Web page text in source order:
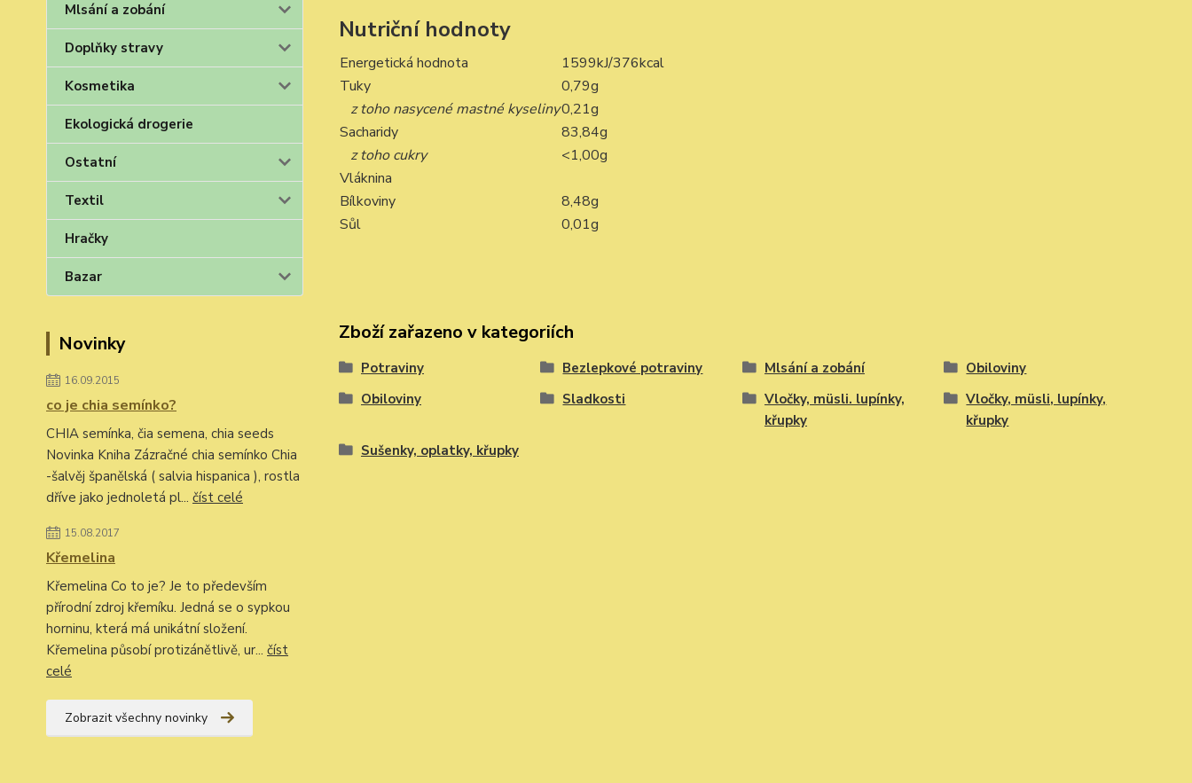
Mlsání a zobání
Doplňky stravy
Kosmetika
Ekologická drogerie
Ostatní
Textil
Hračky
Bazar
Novinky
16.09.2015
co je chia semínko?
CHIA semínka, čia semena, chia seeds
Novinka Kniha Zázračné chia semínko Chia
-šalvěj španělská ( salvia hispanica ), rostla
dříve jako jednoletá pl... číst celé
15.08.2017
Křemelina
Křemelina Co to je? Je to především
přírodní zdroj křemíku. Jedná se o sypkou
horninu, která má unikátní složení.
Křemelina působí protizánětlivě, ur... číst
celé
Zobrazit všechny novinky
Nutriční hodnoty
Energetická hodnota
1599kJ/376kcal
Tuky
0,79g
z toho nasycené mastné kyseliny0,21g
Sacharidy
83,84g
z toho cukry
<1,00g
Vláknina
Bílkoviny
8,48g
Sůl
0,01g
Zboží zařazeno v kategoriích
Potraviny Bezlepkové potraviny Mlsání a zobání
Obiloviny
Obiloviny
Sladkosti
Vločky, müsli. lupínky,
křupky
Vločky, müsli, lupínky,
křupky
Sušenky, oplatky, křupky